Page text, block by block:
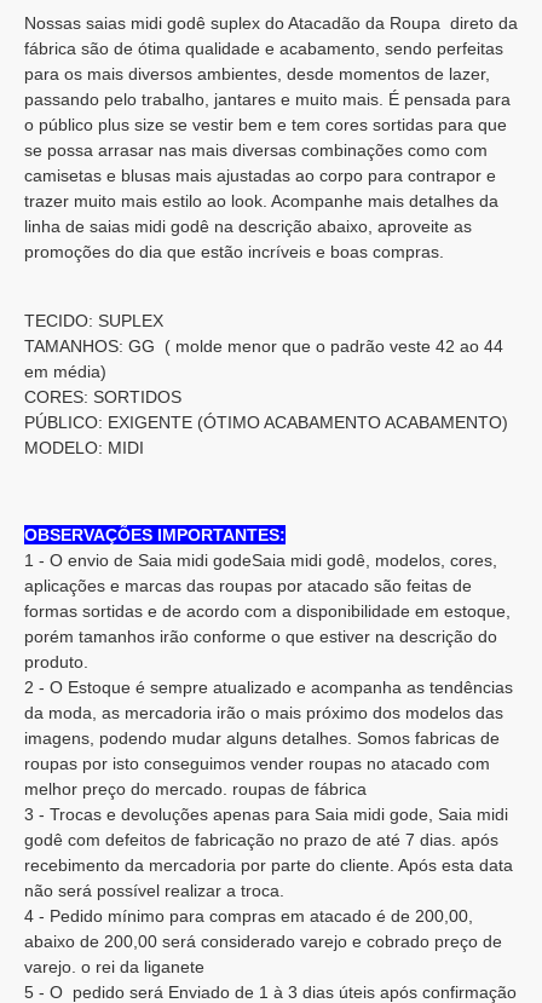
Nossas saias midi godê suplex do Atacadão da Roupa direto da
fábrica são de ótima qualidade e acabamento, sendo perfeitas
para os mais diversos ambientes, desde momentos de lazer,
passando pelo trabalho, jantares e muito mais. É pensada para
o público plus size se vestir bem e tem cores sortidas para que
se possa arrasar nas mais diversas combinações como com
camisetas e blusas mais ajustadas ao corpo para contrapor e
trazer muito mais estilo ao look. Acompanhe mais detalhes da
linha de saias midi godê na descrição abaixo, aproveite as
promoções do dia que estão incríveis e boas compras.
TECIDO: SUPLEX
TAMANHOS: GG ( molde menor que o padrão veste 42 ao 44
em média)
CORES: SORTIDOS
PÚBLICO: EXIGENTE (ÓTIMO ACABAMENTO ACABAMENTO)
MODELO: MIDI
OBSERVAÇÕES IMPORTANTES:
1 - O envio de Saia midi godeSaia midi godê, modelos, cores,
aplicações e marcas das roupas por atacado são feitas de
formas sortidas e de acordo com a disponibilidade em estoque,
porém tamanhos irão conforme o que estiver na descrição do
produto.
2 - O Estoque é sempre atualizado e acompanha as tendências
da moda, as mercadoria irão o mais próximo dos modelos das
imagens, podendo mudar alguns detalhes. Somos fabricas de
roupas por isto conseguimos vender roupas no atacado com
melhor preço do mercado. roupas de fábrica
3 - Trocas e devoluções apenas para Saia midi gode, Saia midi
godê com defeitos de fabricação no prazo de até 7 dias. após
recebimento da mercadoria por parte do cliente. Após esta data
não será possível realizar a troca.
4 - Pedido mínimo para compras em atacado é de 200,00,
abaixo de 200,00 será considerado varejo e cobrado preço de
varejo. o rei da liganete
5 - O pedido será Enviado de 1 à 3 dias úteis após confirmação